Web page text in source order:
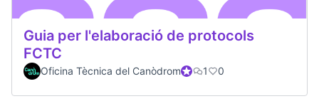
Guia per l'elaboració de protocols
FCTC
Oficina Tècnica del CanòdromOfficial participant
1 0